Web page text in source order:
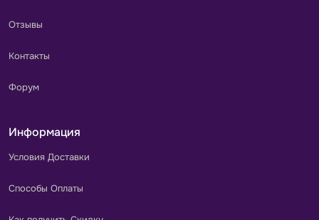
Отзывы
Контакты
Форум
Информация
Условия Доставки
Способы Оплаты